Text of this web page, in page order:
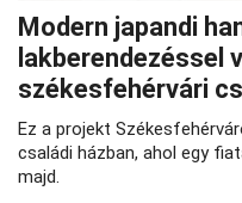
Modern japandi
lakberendezéssel
székesfehérvári
Ez a projekt
családi házban, ahol egy
majd.